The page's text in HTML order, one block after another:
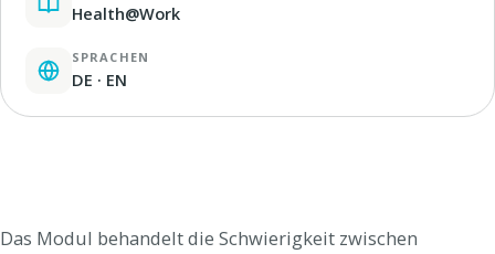
Health@Work
SPRACHEN
DE · EN
Das Modul behandelt die Schwierigkeit zwischen